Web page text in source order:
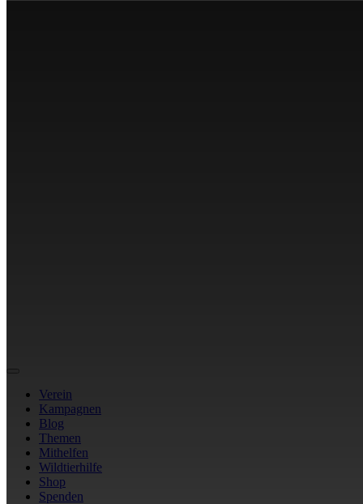
Verein
Kampagnen
Blog
Themen
Mithelfen
Wildtierhilfe
Shop
Spenden